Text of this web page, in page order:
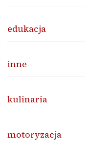
edukacja
inne
kulinaria
motoryzacja